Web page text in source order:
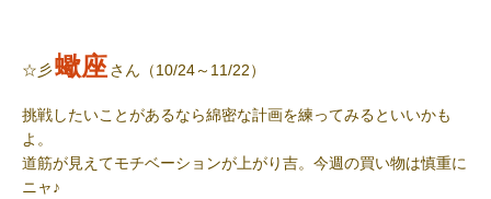
☆彡蠍座さん（10/24～11/22）
挑戦したいことがあるなら綿密な計画を練ってみるといいかも
よ。
道筋が見えてモチベーションが上がり吉。今週の買い物は慎重に
ニャ♪